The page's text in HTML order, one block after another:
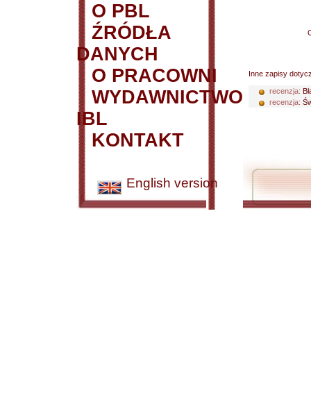
O PBL
ŹRÓDŁA
DANYCH
O PRACOWNI
WYDAWNICTWO
IBL
KONTAKT
English version
Inne zapisy
recenzja:
recenzja: